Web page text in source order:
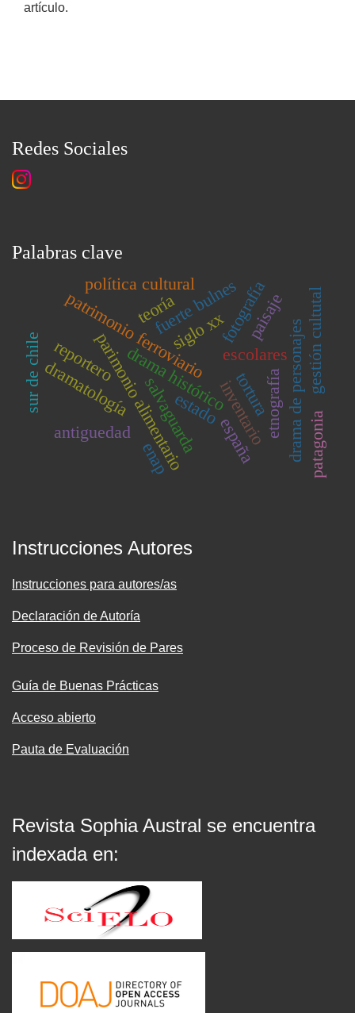
artículo.
Redes Sociales
Palabras clave
escolares
parimonio alimentario
patrimonio ferroviario
dramatología drama de personajes
drama histórico
fuerte bulnes
salvaguarda
antiguedad inventario
estado
política cultural fotografía gestión cultutal
siglo xx
españa
etnografía
paisaje
enap
sur de chile reportero
tortura
teoría
patagonia
Instrucciones Autores
Instrucciones para autores/as
Declaración de Autoría
Proceso de Revisión de Pares
Guía de Buenas Prácticas
Acceso abierto
Pauta de Evaluación
Revista Sophia Austral se encuentra
indexada en: